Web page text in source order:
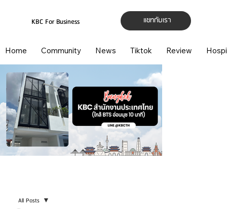
แชทกับเรา
KBC For Business
Home Community News Tiktok Review
All Posts